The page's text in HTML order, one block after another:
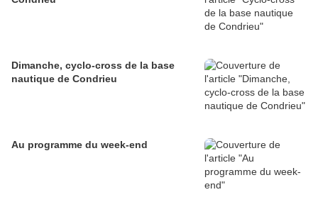
Dimanche, cyclo-cross de la base
nautique de Condrieu
Au programme du week-end